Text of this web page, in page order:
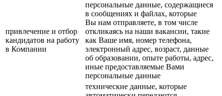
привлечение и отбор
кандидатов на работу
в Компании
персональные данные, содержащиеся
в сообщениях и файлах, которые
Вы нам отправляете, в том числе
откликаясь на наши вакансии, такие
как Ваше имя, номер телефона,
электронный адрес, возраст, данные
об образовании, опыте работы, адрес,
иные предоставляемые Вами
персональные данные
технические данные, которые